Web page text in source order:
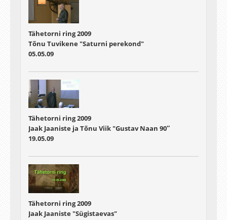
Tähetorni ring 2009
Tõnu Tuvikene "Saturni perekond"
05.05.09
Tähetorni ring 2009
Jaak Jaaniste ja Tõnu Viik "Gustav Naan 90″
19.05.09
Tähetorni ring 2009
Jaak Jaaniste "Sügistaevas"